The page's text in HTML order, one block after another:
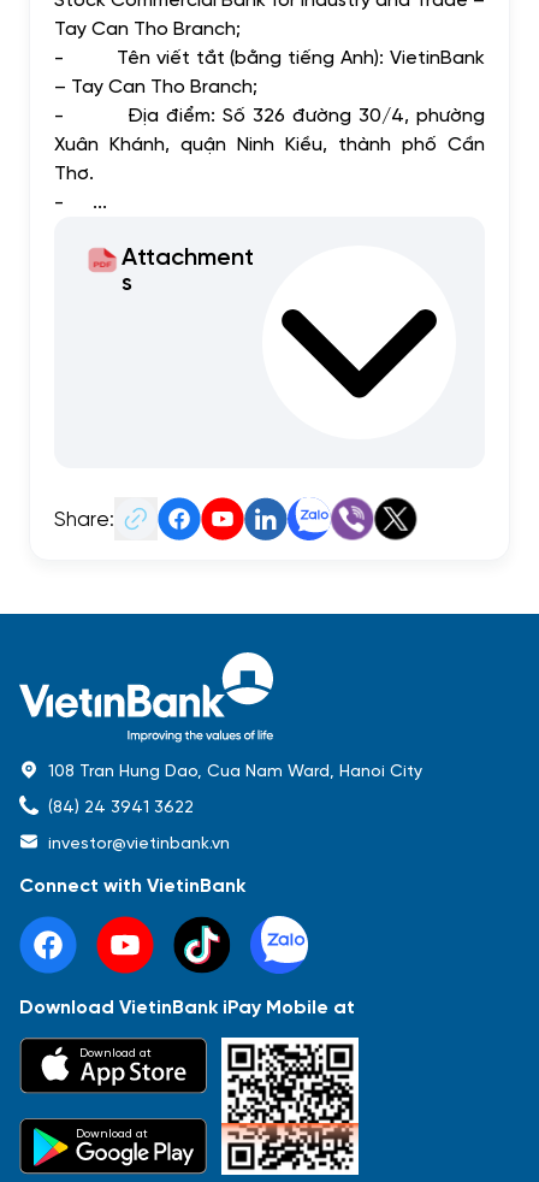
Báo cáo tài chính Thông tin giao dịch
Sự kiện
Tay Can Tho Branch;
-
Tên viết tắt (bằng tiếng Anh): VietinBank
– Tay Can Tho Branch;
-
Địa điểm: Số 326 đường 30/4, phường
Xuân Khánh, quận Ninh Kiều, thành phố Cần
Thơ.
- ...
Attachment
s
Share:
108 Tran Hung Dao, Cua Nam Ward, Hanoi City
(84) 24 3941 3622
investor@vietinbank.vn
Connect with VietinBank
Download VietinBank iPay Mobile at
Download at
Download at